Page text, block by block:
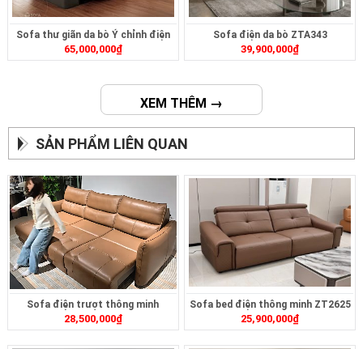
Sofa thư giãn da bò Ý chỉnh điện
ZDA1562
65,000,000₫
Sofa điện da bò ZTA343
39,900,000₫
XEM THÊM →
SẢN PHẨM LIÊN QUAN
Sofa điện trượt thông minh
ZT2628
28,500,000₫
Sofa bed điện thông minh ZT2625
25,900,000₫